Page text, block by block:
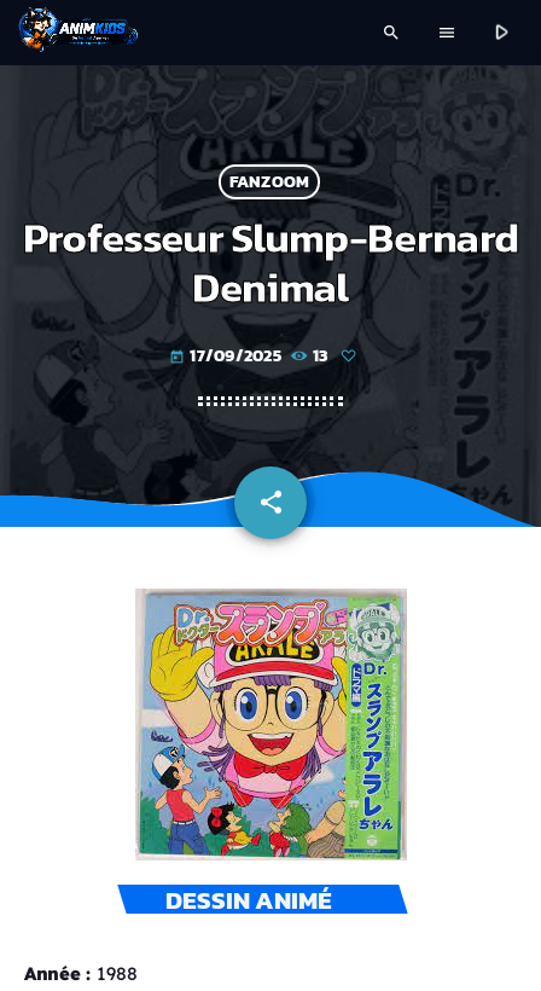
search menu play_arrow
FANZOOM
Professeur Slump-Bernard
Denimal
today 17/09/2025 13
share
email
DESSIN ANIMÉ
Année : 1988